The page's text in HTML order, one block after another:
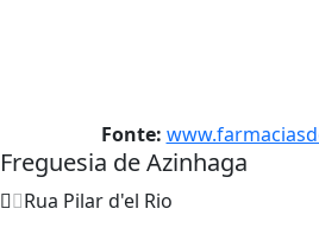
Fonte:
Freguesia de Azinhaga
Rua Pilar d'el Rio